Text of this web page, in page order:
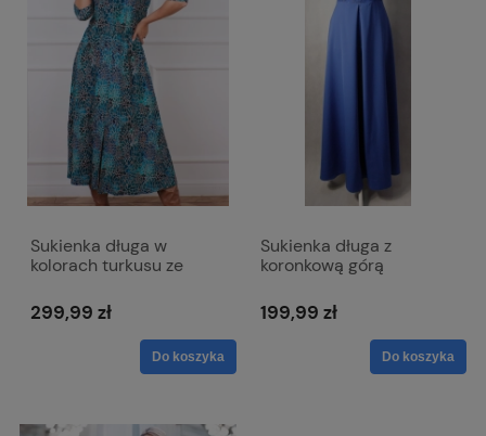
Sukienka długa w
kolorach turkusu ze
Etna
299,99 zł
Do koszyka
Sukienka długa z
koronkową górą
199,99 zł
Do koszyka